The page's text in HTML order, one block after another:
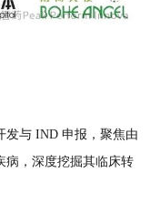
发与 IND 申报，聚焦由
病，深度挖掘其临床转